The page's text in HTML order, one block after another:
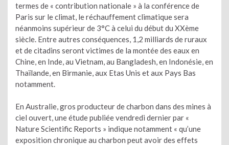
termes de « contribution nationale » à la conférence de
Paris sur le climat, le réchauffement climatique sera
néanmoins supérieur de 3°C à celui du début du XXème
siècle. Entre autres conséquences, 1,2 milliards de ruraux
et de citadins seront victimes de la montée des eaux en
Chine, en Inde, au Vietnam, au Bangladesh, en Indonésie, en
Thaïlande, en Birmanie, aux Etas Unis et aux Pays Bas
notamment.
En Australie, gros producteur de charbon dans des mines à
ciel ouvert, une étude publiée vendredi dernier par «
Nature Scientific Reports » indique notamment « qu’une
exposition chronique au charbon peut avoir des effets